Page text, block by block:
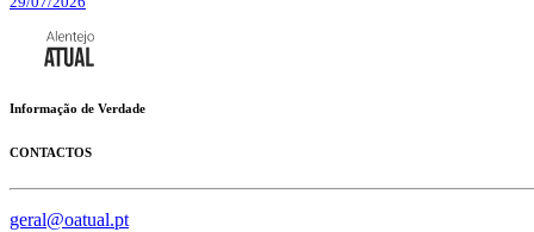
Informação de Verdade
CONTACTOS
geral@oatual.pt